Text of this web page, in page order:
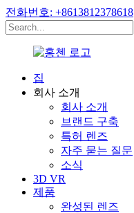
전화번호: +8613812378618
집
회사 소개
회사 소개
브랜드 구축
특허 렌즈
자주 묻는 질문
소식
3D VR
제품
완성된 렌즈